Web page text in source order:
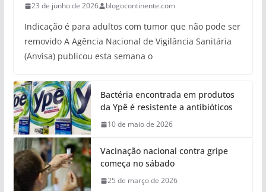
23 de junho de 2026 blogocontinente.com
Indicação é para adultos com tumor que não pode ser
removido A Agência Nacional de Vigilância Sanitária
(Anvisa) publicou esta semana o
Bactéria encontrada em produtos
da Ypê é resistente a antibióticos
10 de maio de 2026
Vacinação nacional contra gripe
começa no sábado
25 de março de 2026